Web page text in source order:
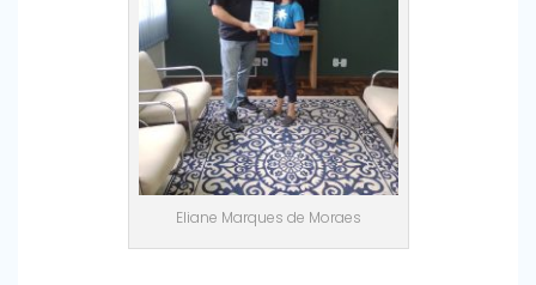
Eliane Marques de Moraes